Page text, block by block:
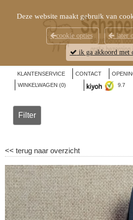
KLANTENSERVICE CONTACT
WINKELWAGEN (0) 9.7
Filter
<< terug naar overzicht
Deze website maakt gebruik van
cookie opties later
ik ga akkoord met